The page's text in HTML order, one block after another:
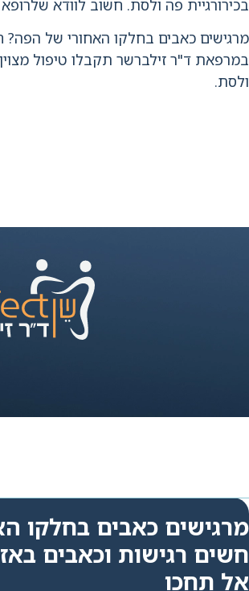
בכירורגיית פה ולסת. חשוב לוודא
מרגישים כאבים בחלקו האחורי של הפה?
במרפאת ד"ר זילברשר תקבלו טיפול
ולסת.
מרגישים כאבים בחלקו
חשים רגישות וכאבים
אל תחכו